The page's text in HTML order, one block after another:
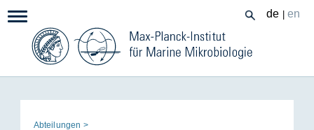
InhaltNavigation: de en
Seitenpfad:
Ab­tei­lun­gen